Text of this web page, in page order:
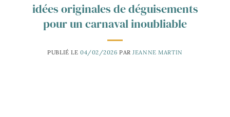
idées originales de déguisements
pour un carnaval inoubliable
PUBLIÉ LE 04/02/2026 PAR JEANNE MARTIN